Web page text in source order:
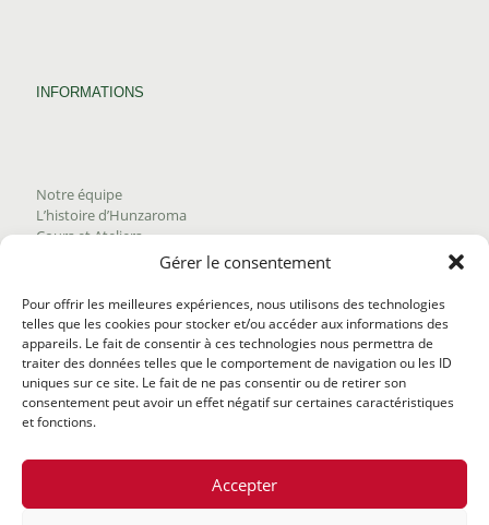
Gérer le consentement
Pour offrir les meilleures expériences, nous utilisons des technologies
telles que les cookies pour stocker et/ou accéder aux informations des
appareils. Le fait de consentir à ces technologies nous permettra de
traiter des données telles que le comportement de navigation ou les ID
uniques sur ce site. Le fait de ne pas consentir ou de retirer son
consentement peut avoir un effet négatif sur certaines caractéristiques
et fonctions.
Accepter
INFORMATIONS
Notre équipe
L’histoire d’Hunzaroma
Cours et Ateliers
Trouver nos produits
Politique de frais d'envoi
Termes et conditions
Politique de remboursement